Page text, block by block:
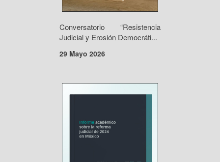
Conversatorio “Resistencia
Judicial y Erosión Democráti...
29 Mayo 2026